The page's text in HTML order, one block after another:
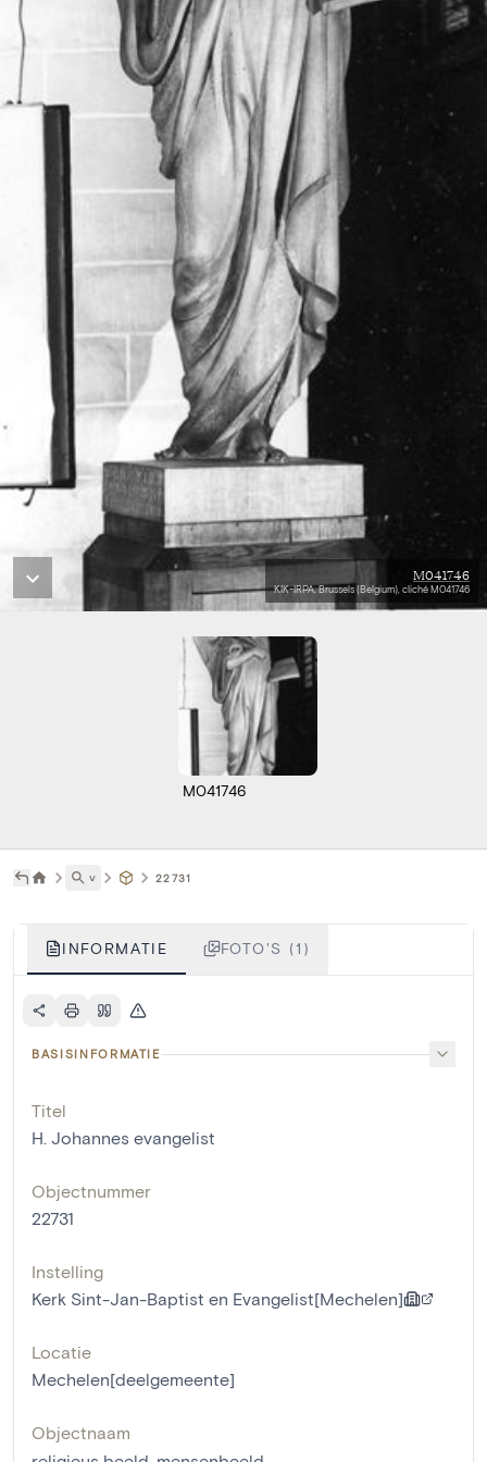
M041746
KIK-IRPA, Brussels (Belgium), cliché M041746
M041746
˅ 22731
INFORMATIE FOTO'S (1)
BASISINFORMATIE
Titel
H. Johannes evangelist
Objectnummer
22731
Instelling
Kerk Sint-Jan-Baptist en Evangelist[Mechelen]
Locatie
Mechelen[deelgemeente]
Objectnaam